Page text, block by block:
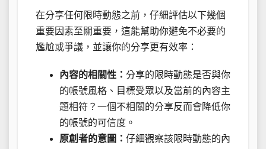
在分享任何限時動態之前，仔細評估以下幾個
重要因素至關重要，這能幫助你避免不必要的
尷尬或爭議，並讓你的分享更有效率：
內容的相關性： 分享的限時動態是否與你
的帳號風格、目標受眾以及當前的內容主
題相符？一個不相關的分享反而會降低你
的帳號的可信度。
原創者的意圖： 仔細觀察該限時動態的內